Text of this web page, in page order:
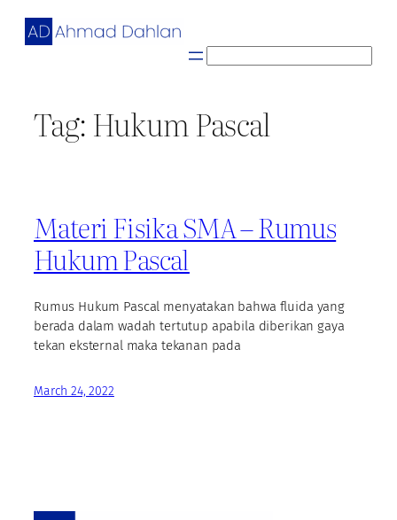
Skip
r
Tag: Hukum Pascal
Materi Fisika SMA – Rumus
Hukum Pascal
Rumus Hukum Pascal menyatakan bahwa fluida yang
berada dalam wadah tertutup apabila diberikan gaya
tekan eksternal maka tekanan pada
March 24, 2022